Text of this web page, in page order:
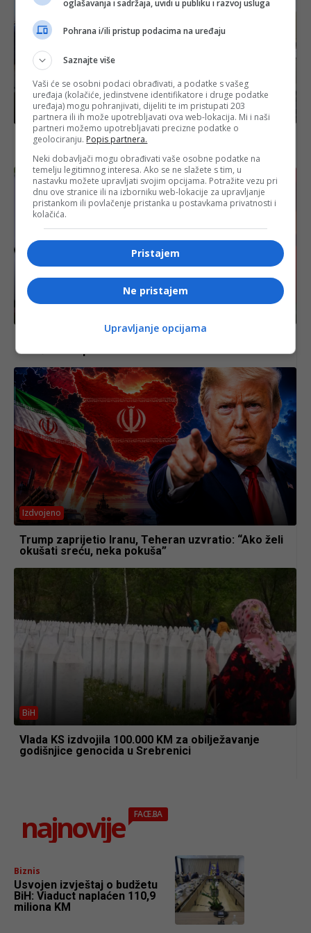
Biznis
Usvojen izvještaj o budžetu BiH: Viaduct naplaćen
Izdvojeno
Trump zaprijetio Iranu, Teheran uzvratio: “Ako želi
okušati sreću, neka pokuša”
BiH
Vlada KS izdvojila 100.000 KM za obilježavanje
godišnjice genocida u Srebrenici
najnovije FACE.BA
Biznis
Usvojen izvještaj o budžetu
BiH: Viaduct naplaćen 110,9
miliona KM
oglašavanja i sadržaja, uvidi u publiku i razvoj usluga
Pohrana i/ili pristup podacima na uređaju
Saznajte više
Vaši će se osobni podaci obrađivati, a podatke s vašeg
uređaja (kolačiće, jedinstvene identifikatore i druge podatke
uređaja) mogu pohranjivati, dijeliti te im pristupati 203
partnera ili ih može upotrebljavati ova web-lokacija. Mi i naši
partneri možemo upotrebljavati precizne podatke o
geolociranju. Popis partnera.
Neki dobavljači mogu obrađivati vaše osobne podatke na
temelju legitimnog interesa. Ako se ne slažete s tim, u
nastavku možete upravljati svojim opcijama. Potražite vezu pri
dnu ove stranice ili na izborniku web-lokacije za upravljanje
pristankom ili povlačenje pristanka u postavkama privatnosti i
kolačića.
Pristajem
Ne pristajem
Upravljanje opcijama